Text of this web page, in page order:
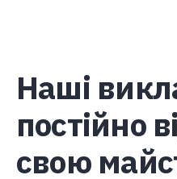
Наші
постійно
свою